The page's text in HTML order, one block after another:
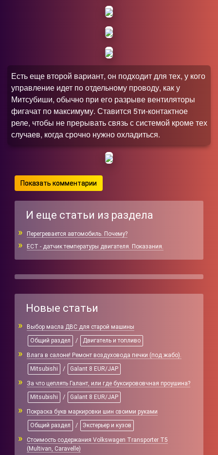
Есть еще второй вариант, он подходит для тех, у кого
управление идет по отдельному проводу, как у
Митсубиши, обычно при его разрыве вентиляторы
фигачат по максимуму. Ставится 5ти-контактное
реле, чтобы не прерывать связь с системой кроме тех
случаев, когда срочно нужно охладиться.
Показать комментарии
И еще статьи из раздела
Перегревается автомобиль. Почему?
ECT - датчик температуры двигателя. Показания.
Новые статьи
Выбор масла ДВС для старой машины
Общий раздел
/ Двигатель и топливо
Влага в салоне! Ремонт воздуховода печки (под жабо).
Mitsubishi
/ Galant 8 EUR/JAP
За что цеплять Галант, или где буксирововчная проушина?
Mitsubishi
/ Galant 8 EUR/JAP
Покраска букв маркировки шин своими руками
Общий раздел
/ Экстерьер и кузов
Стоимость содержания Volkswagen Transporter T5
(Multivan, Caravelle)